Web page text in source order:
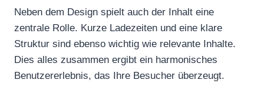
Neben dem Design spielt auch der Inhalt eine
zentrale Rolle. Kurze Ladezeiten und eine klare
Struktur sind ebenso wichtig wie relevante Inhalte.
Dies alles zusammen ergibt ein harmonisches
Benutzererlebnis, das Ihre Besucher überzeugt.